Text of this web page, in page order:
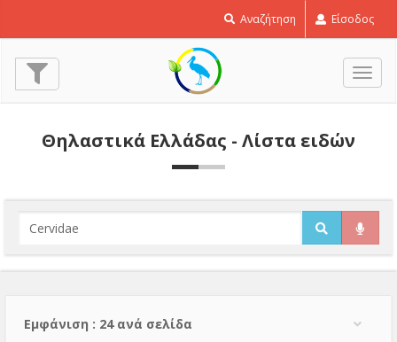
Αναζήτηση Είσοδος
Θηλαστικά Ελλάδας - Λίστα ειδών
Εμφάνιση : 24 ανά σελίδα